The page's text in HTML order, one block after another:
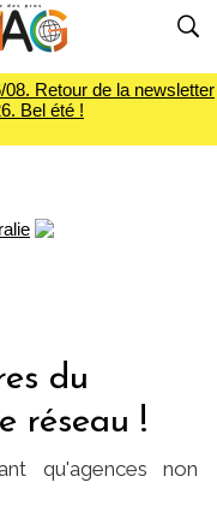
Retour de la newsletter
Bel été !
du
réseau !
qu'agences non